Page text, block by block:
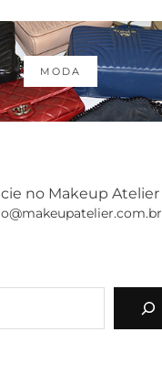
MODA
no Makeup Atelier